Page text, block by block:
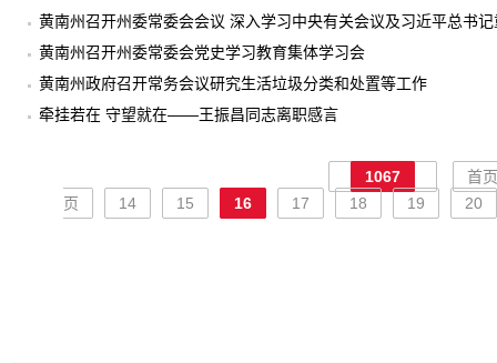
黄南州召开州委常委会会议 深入学习中央有关会议及习近平总书
黄南州召开州委常委会党史学习教育集体学习会
黄南州政府召开常务会议研究生活垃圾分类和处置等工作
牵挂若在 守望就在——王振昌同志离职感言
1067
首
页
14 15 16 17 18 19 20